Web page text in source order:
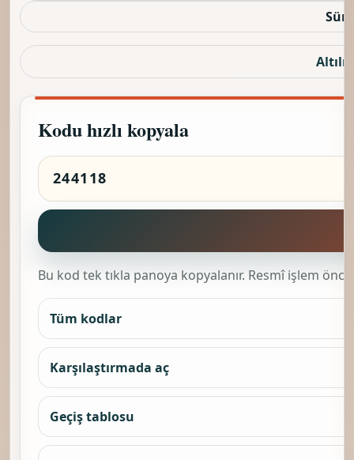
Altılı
Kodu hızlı kopyala
Bu kod tek tıkla panoya kopyalanır. Resmî işlem
Tüm kodlar
Karşılaştırmada aç
Geçiş tablosu